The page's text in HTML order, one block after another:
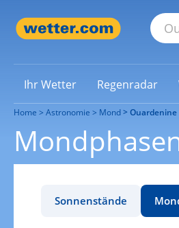
Ihr Wetter Regenradar
Home Astronomie Mond Ouardenine
Sonnenstände